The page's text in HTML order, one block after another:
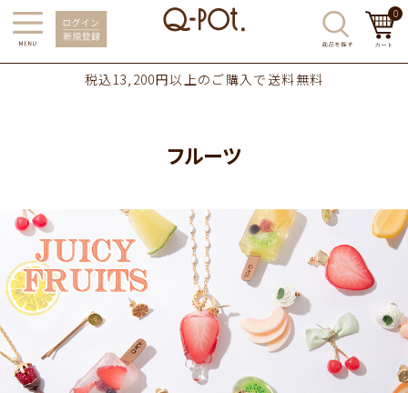
0
税込13,200円以上のご購入で送料無料
フルーツ